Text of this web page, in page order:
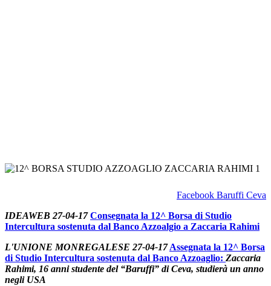
Facebook Baruffi Ceva
IDEAWEB 27-04-17 Consegnata la 12^ Borsa di Studio
Intercultura sostenuta dal Banco Azzoalgio a Zaccaria Rahimi
L'UNIONE MONREGALESE 27-04-17 Assegnata la 12^ Borsa
di Studio Intercultura sostenuta dal Banco Azzoaglio: Zaccaria
Rahimi, 16 anni studente del “Baruffi” di Ceva, studierà un anno
negli USA